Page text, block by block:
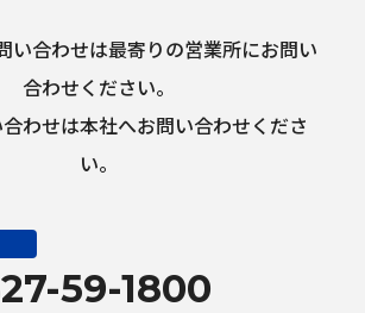
い合わせは最寄りの営業所にお問い
合わせください。
わせは本社へお問い合わせくださ
い。
59-1800